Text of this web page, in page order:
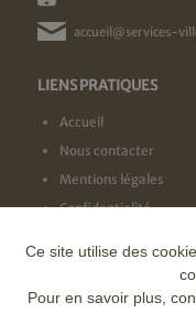
accueil@services-
LIENS PRATIQUES
Accueil
Nous contacter
Mentions légales
Confidentialité
NOS LABELS
Ce site utilise des
Pour en savoir plus,